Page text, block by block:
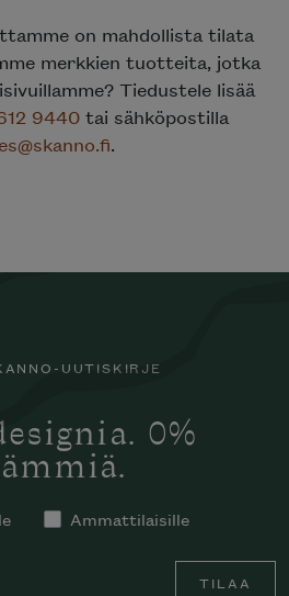
on mahdollista tilata
merkkien tuotteita, jotka
Tiedustele lisää
9440tai sähköpostilla
.
UUTISKIRJE
0%
Ammattilaisille
TILAA